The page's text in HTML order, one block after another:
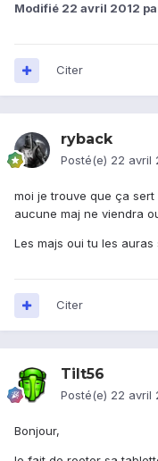
Modifié 22 avril 2012
Citer
ryback
Posté(e) 22 avril
moi je trouve que ça
aucune maj ne viendra
Les majs oui tu les
Citer
Tilt56
Posté(e) 22 avril
Bonjour,